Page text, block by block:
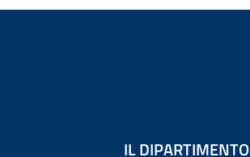
IL DIPARTIMENTO